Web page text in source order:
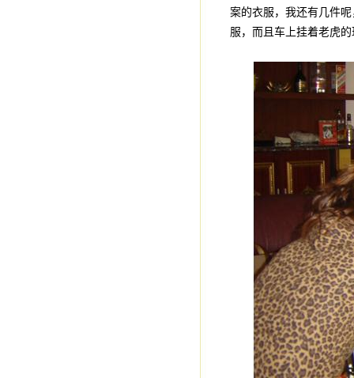
案的衣服，我还有几件
服，而且车上挂着老虎